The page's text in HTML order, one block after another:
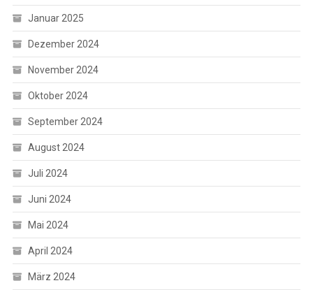
Januar 2025
Dezember 2024
November 2024
Oktober 2024
September 2024
August 2024
Juli 2024
Juni 2024
Mai 2024
April 2024
März 2024